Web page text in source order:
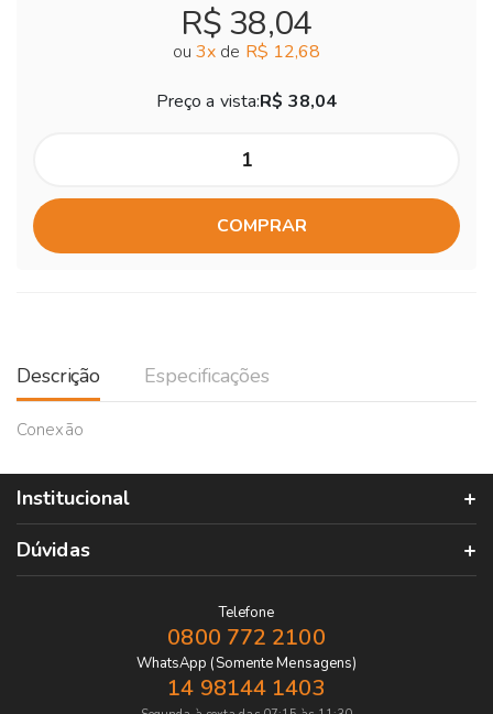
R$ 38,04
ou 3x de R$ 12,68
Preço a vista:R$ 38,04
COMPRAR
Descrição Especificações
Conexão
Institucional
Dúvidas
Telefone
0800 772 2100
WhatsApp (Somente Mensagens)
14 98144 1403